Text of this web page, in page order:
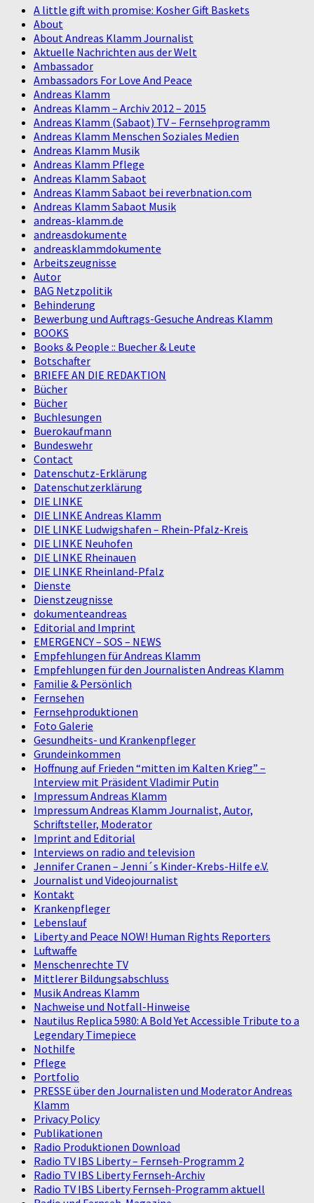
A little gift with promise: Kosher Gift Baskets
About
About Andreas Klamm Journalist
Aktuelle Nachrichten aus der Welt
Ambassador
Ambassadors For Love And Peace
Andreas Klamm
Andreas Klamm – Archiv 2012 – 2015
Andreas Klamm (Sabaot) TV – Fernsehprogramm
Andreas Klamm Menschen Soziales Medien
Andreas Klamm Musik
Andreas Klamm Pflege
Andreas Klamm Sabaot
Andreas Klamm Sabaot bei reverbnation.com
Andreas Klamm Sabaot Musik
andreas-klamm.de
andreasdokumente
andreasklammdokumente
Arbeitszeugnisse
Autor
BAG Netzpolitik
Behinderung
Bewerbung und Auftrags-Gesuche Andreas Klamm
BOOKS
Books & People :: Buecher & Leute
Botschafter
BRIEFE AN DIE REDAKTION
Bücher
Bücher
Buchlesungen
Buerokaufmann
Bundeswehr
Contact
Datenschutz-Erklärung
Datenschutzerklärung
DIE LINKE
DIE LINKE Andreas Klamm
DIE LINKE Ludwigshafen – Rhein-Pfalz-Kreis
DIE LINKE Neuhofen
DIE LINKE Rheinauen
DIE LINKE Rheinland-Pfalz
Dienste
Dienstzeugnisse
dokumenteandreas
Editorial and Imprint
EMERGENCY – SOS – NEWS
Empfehlungen für Andreas Klamm
Empfehlungen für den Journalisten Andreas Klamm
Familie & Persönlich
Fernsehen
Fernsehproduktionen
Foto Galerie
Gesundheits- und Krankenpfleger
Grundeinkommen
Hoffnung auf Frieden “mitten im Kalten Krieg” –
Interview mit Präsident Vladimir Putin
Impressum Andreas Klamm
Impressum Andreas Klamm Journalist, Autor,
Schriftsteller, Moderator
Imprint and Editorial
Interviews on radio and television
Jennifer Cranen – Jenni´s Kinder-Krebs-Hilfe e.V.
Journalist und Videojournalist
Kontakt
Krankenpfleger
Lebenslauf
Liberty and Peace NOW! Human Rights Reporters
Luftwaffe
Menschenrechte TV
Mittlerer Bildungsabschluss
Musik Andreas Klamm
Nachweise und Notfall-Hinweise
Nautilus Replica 5980: A Bold Yet Accessible Tribute to a
Legendary Timepiece
Nothilfe
Pflege
Portfolio
PRESSE über den Journalisten und Moderator Andreas
Klamm
Privacy Policy
Publikationen
Radio Produktionen Download
Radio TV IBS Liberty – Fernseh-Programm 2
Radio TV IBS Liberty Fernseh-Archiv
Radio TV IBS Liberty Fernseh-Programm aktuell